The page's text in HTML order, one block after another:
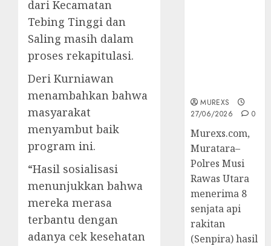
dari Kecamatan
Tebing Tinggi dan
Saling masih dalam
proses rekapitulasi.
Deri Kurniawan
menambahkan bahwa
masyarakat
menyambut baik
program ini.
“Hasil sosialisasi
menunjukkan bahwa
mereka merasa
terbantu dengan
adanya cek kesehatan
MUREXS
27/06/2026
0
Murexs.com,
Muratara–
Polres Musi
Rawas Utara
menerima 8
senjata api
rakitan
(Senpira) hasil